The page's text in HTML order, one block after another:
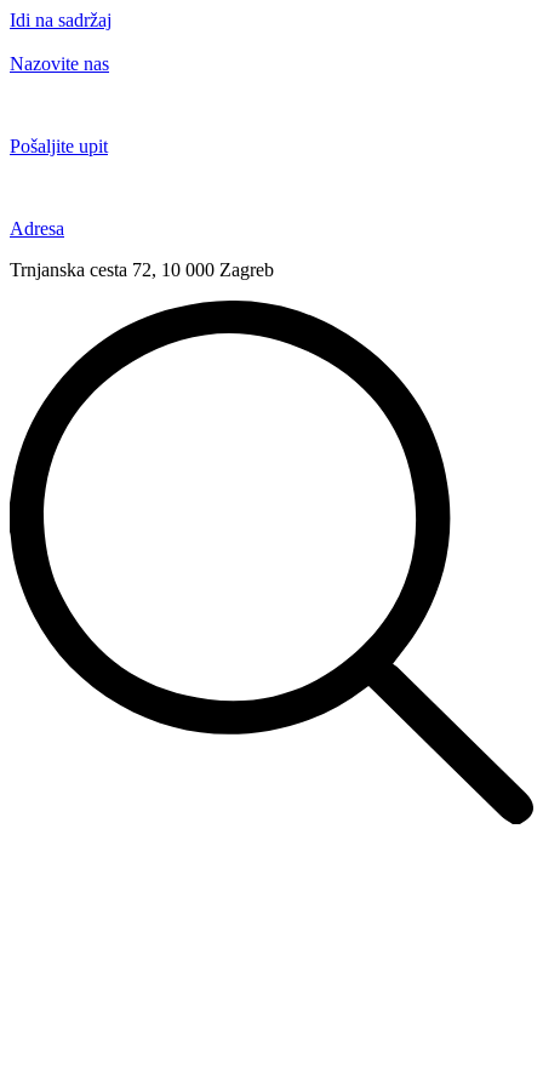
Idi na sadržaj
Nazovite nas
Pošaljite upit
Adresa
Trnjanska cesta 72, 10 000 Zagreb